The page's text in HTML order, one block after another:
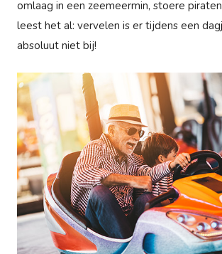
omlaag in een zeemeermin, stoere
leest het al: vervelen is er tijdens een
absoluut niet bij!